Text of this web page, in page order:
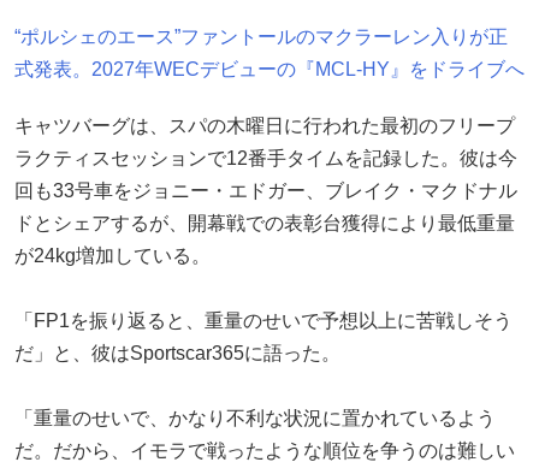
“ポルシェのエース”ファントールのマクラーレン入りが正
式発表。2027年WECデビューの『MCL-HY』をドライブへ
キャツバーグは、スパの木曜日に行われた最初のフリープ
ラクティスセッションで12番手タイムを記録した。彼は今
回も33号車をジョニー・エドガー、ブレイク・マクドナル
ドとシェアするが、開幕戦での表彰台獲得により最低重量
が24kg増加している。
「FP1を振り返ると、重量のせいで予想以上に苦戦しそう
だ」と、彼はSportscar365に語った。
「重量のせいで、かなり不利な状況に置かれているよう
だ。だから、イモラで戦ったような順位を争うのは難しい